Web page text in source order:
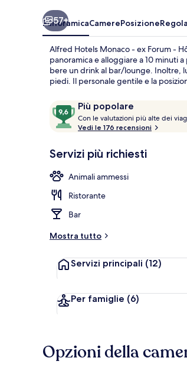
57+
PanoramicaCamerePosizione
Alfred Hotels Monaco - ex Forum -
panoramica e alloggiare a 10 minuti
bere un drink al bar/lounge. Inoltre,
piedi. Il personale gentile e la
RecensioniPiù popolare
9,6
su
10,
popolare
Con le valutazioni più alte dei
Vedi le 176 recensioni
Servizi più richiesti
Animali ammessi
Ristorante
Bar
Mostra tutto
Servizi principali (12)
Per famiglie (6)
Opzioni della